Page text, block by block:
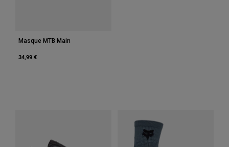
Masque MTB Main
34,99 €